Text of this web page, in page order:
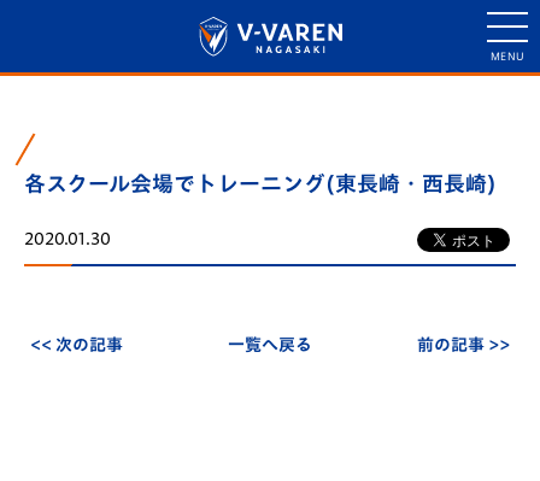
各スクール会場でトレーニング(東長崎・西長崎)
2020.01.30
<< 次の記事 一覧へ戻る 前の記事 >>